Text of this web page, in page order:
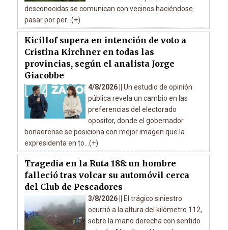
desconocidas se comunican con vecinos haciéndose
pasar por per...(+)
Kicillof supera en intención de voto a
Cristina Kirchner en todas las
provincias, según el analista Jorge
Giacobbe
4/8/2026 || Un estudio de opinión
pública revela un cambio en las
preferencias del electorado
opositor, donde el gobernador
bonaerense se posiciona con mejor imagen que la
expresidenta en to...(+)
Tragedia en la Ruta 188: un hombre
falleció tras volcar su automóvil cerca
del Club de Pescadores
3/8/2026 ||
El trágico siniestro
ocurrió a la altura del kilómetro 112,
sobre la mano derecha con sentido